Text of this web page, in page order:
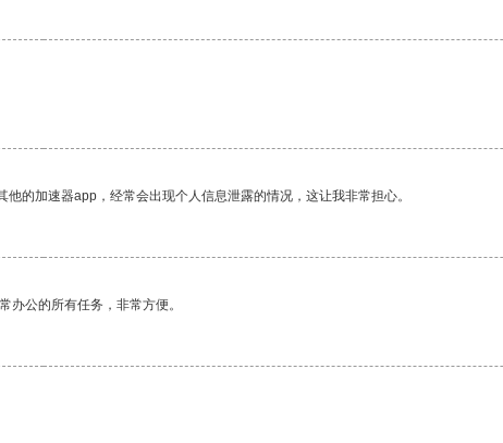
的加速器app，经常会出现个人信息泄露的情况，这让我非常担心。
公的所有任务，非常方便。